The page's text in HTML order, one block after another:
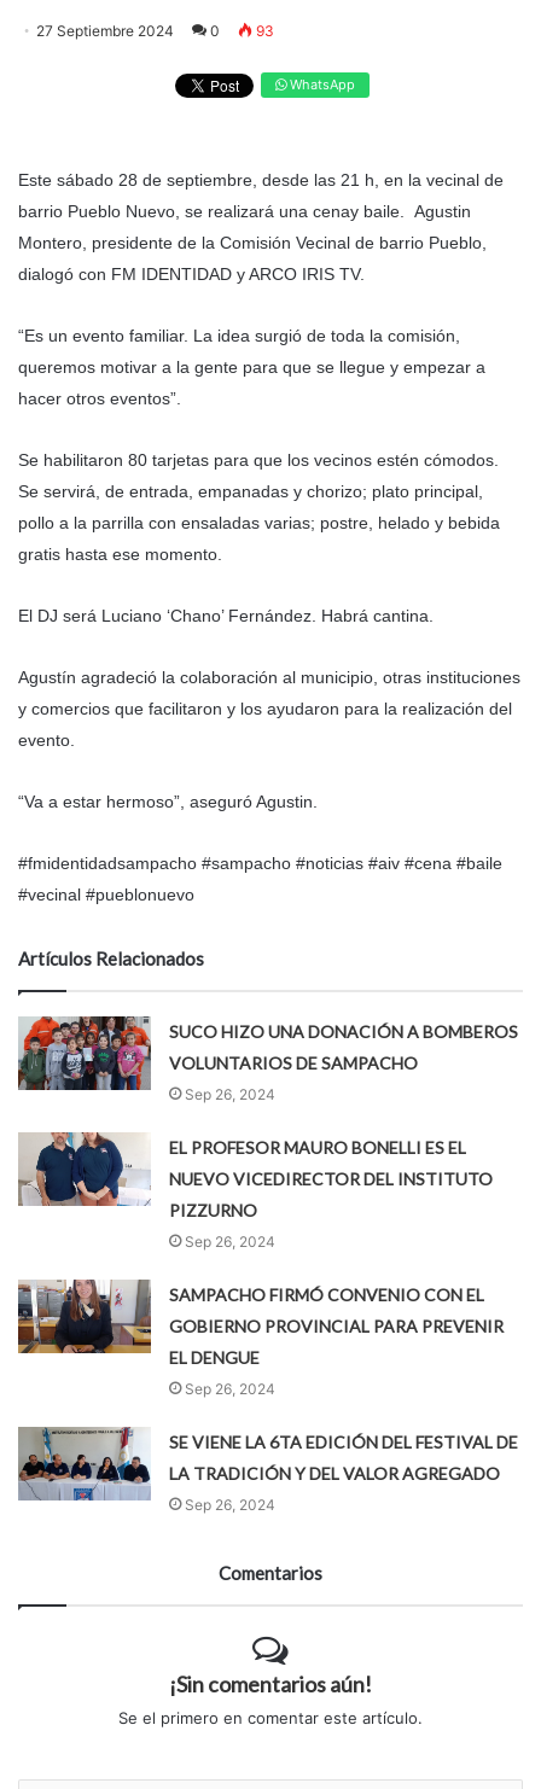
27 Septiembre 2024 0 93
WhatsApp
Este sábado 28 de septiembre, desde las 21 h, en la vecinal de
barrio Pueblo Nuevo, se realizará una cenay baile. Agustin
Montero, presidente de la Comisión Vecinal de barrio Pueblo,
dialogó con FM IDENTIDAD y ARCO IRIS TV.
“Es un evento familiar. La idea surgió de toda la comisión,
queremos motivar a la gente para que se llegue y empezar a
hacer otros eventos”.
Se habilitaron 80 tarjetas para que los vecinos estén cómodos.
Se servirá, de entrada, empanadas y chorizo; plato principal,
pollo a la parrilla con ensaladas varias; postre, helado y bebida
gratis hasta ese momento.
El DJ será Luciano ‘Chano’ Fernández. Habrá cantina.
Agustín agradeció la colaboración al municipio, otras instituciones
y comercios que facilitaron y los ayudaron para la realización del
evento.
“Va a estar hermoso”, aseguró Agustin.
#fmidentidadsampacho #sampacho #noticias #aiv #cena #baile
#vecinal #pueblonuevo
Artículos Relacionados
SUCO HIZO UNA DONACIÓN A BOMBEROS
VOLUNTARIOS DE SAMPACHO
Sep 26, 2024
EL PROFESOR MAURO BONELLI ES EL
NUEVO VICEDIRECTOR DEL INSTITUTO
PIZZURNO
Sep 26, 2024
SAMPACHO FIRMÓ CONVENIO CON EL
GOBIERNO PROVINCIAL PARA PREVENIR
EL DENGUE
Sep 26, 2024
SE VIENE LA 6TA EDICIÓN DEL FESTIVAL DE
LA TRADICIÓN Y DEL VALOR AGREGADO
Sep 26, 2024
Comentarios
¡Sin comentarios aún!
Se el primero en comentar este artículo.